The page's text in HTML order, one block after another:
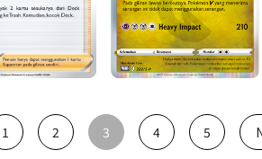
1 2 3 4 5